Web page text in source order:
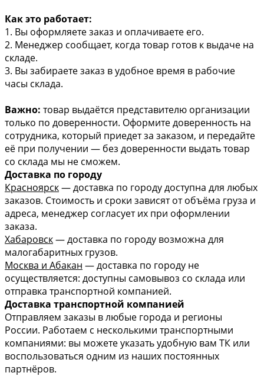
Как это работает:
1. Вы оформляете заказ и оплачиваете его.
2. Менеджер сообщает, когда товар готов к выдаче на
складе.
3. Вы забираете заказ в удобное время в рабочие
часы склада.
Важно: товар выдаётся представителю организации
только по доверенности. Оформите доверенность на
сотрудника, который приедет за заказом, и передайте
её при получении — без доверенности выдать товар
со склада мы не сможем.
Доставка по городу
Красноярск— доставка по городу доступна для любых
заказов. Стоимость и сроки зависят от объёма груза и
адреса, менеджер согласует их при оформлении
заказа.
Хабаровск— доставка по городу возможна для
малогабаритных грузов.
Москва и Абакан — доставка по городу не
осуществляется: доступны самовывоз со склада или
отправка транспортной компанией.
Доставка транспортной компанией
Отправляем заказы в любые города и регионы
России. Работаем с несколькими транспортными
компаниями: вы можете указать удобную вам ТК или
воспользоваться одним из наших постоянных
партнёров.